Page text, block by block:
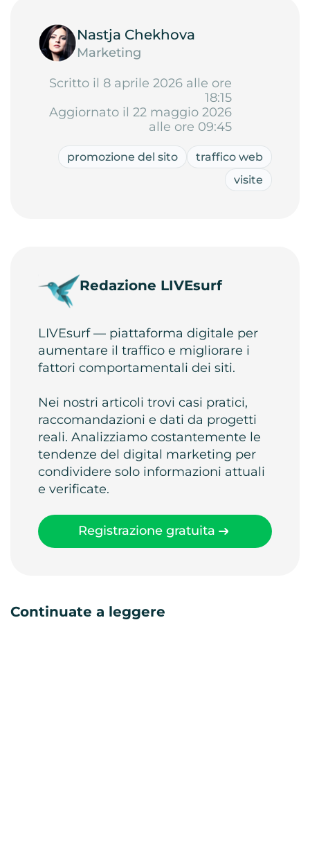
Nastja Chekhova
Marketing
Scritto il 8 aprile 2026 alle ore
18:15
Aggiornato il 22 maggio 2026
alle ore 09:45
promozione del sito
traffico web
visite
Redazione LIVEsurf
LIVEsurf — piattaforma digitale per
aumentare il traffico e migliorare i
fattori comportamentali dei siti.
Nei nostri articoli trovi casi pratici,
raccomandazioni e dati da progetti
reali. Analizziamo costantemente le
tendenze del digital marketing per
condividere solo informazioni attuali
e verificate.
Registrazione gratuita
Continuate a leggere